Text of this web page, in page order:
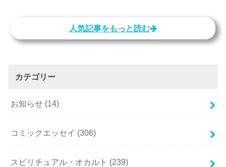
人気記事をもっと読む
カテゴリー
お知らせ (14)
コミックエッセイ (306)
スピリチュアル・オカルト (239)